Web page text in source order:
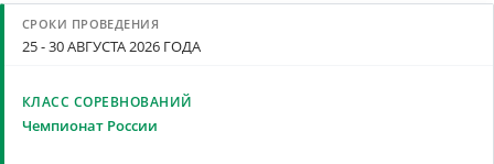
25 - 30 АВГУСТА 2026 ГОДА
Чемпионат России